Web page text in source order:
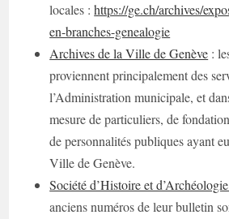
locales :https://ge.ch/archives/
en-branches-genealogie
Archives de la Ville de Genève :
proviennent principalement des
l’Administration municipale, et
mesure de particuliers, de
de personnalités publiques ayant
Ville de Genève.
Société d’Histoire et
anciens numéros de leur bulletin